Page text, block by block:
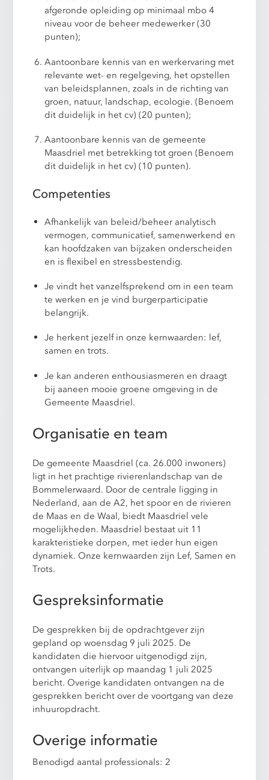
afgeronde opleiding op minimaal mbo 4
niveau voor de beheer medewerker (30
punten);
Aantoonbare kennis van en werkervaring met
relevante wet- en regelgeving, het opstellen
van beleidsplannen, zoals in de richting van
groen, natuur, landschap, ecologie. (Benoem
dit duidelijk in het cv) (20 punten);
Aantoonbare kennis van de gemeente
Maasdriel met betrekking tot groen (Benoem
dit duidelijk in het cv) (10 punten).
Competenties
Afhankelijk van beleid/beheer analytisch
vermogen, communicatief, samenwerkend en
kan hoofdzaken van bijzaken onderscheiden
en is flexibel en stressbestendig.
Je vindt het vanzelfsprekend om in een team
te werken en je vind burgerparticipatie
belangrijk.
Je herkent jezelf in onze kernwaarden: lef,
samen en trots.
Je kan anderen enthousiasmeren en draagt
bij aaneen mooie groene omgeving in de
Gemeente Maasdriel.
Organisatie en team
De gemeente Maasdriel (ca. 26.000 inwoners)
ligt in het prachtige rivierenlandschap van de
Bommelerwaard. Door de centrale ligging in
Nederland, aan de A2, het spoor en de rivieren
de Maas en de Waal, biedt Maasdriel vele
mogelijkheden. Maasdriel bestaat uit 11
karakteristieke dorpen, met ieder hun eigen
dynamiek. Onze kernwaarden zijn Lef, Samen en
Trots.
Gespreksinformatie
De gesprekken bij de opdrachtgever zijn
gepland op woensdag 9 juli 2025. De
kandidaten die hiervoor uitgenodigd zijn,
ontvangen uiterlijk op maandag 1 juli 2025
bericht. Overige kandidaten ontvangen na de
gesprekken bericht over de voortgang van deze
inhuuropdracht.
Overige informatie
Benodigd aantal professionals: 2